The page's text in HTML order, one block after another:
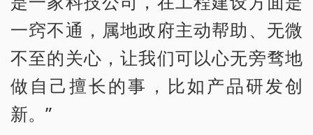
一窍不通，属地政府主动帮助、无微
不至的关心，让我们可以心无旁骛地
做自己擅长的事，比如产品研发创
新。”